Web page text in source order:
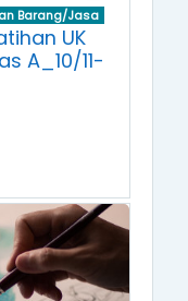
Barang/Jasa
UK
A_10/11-